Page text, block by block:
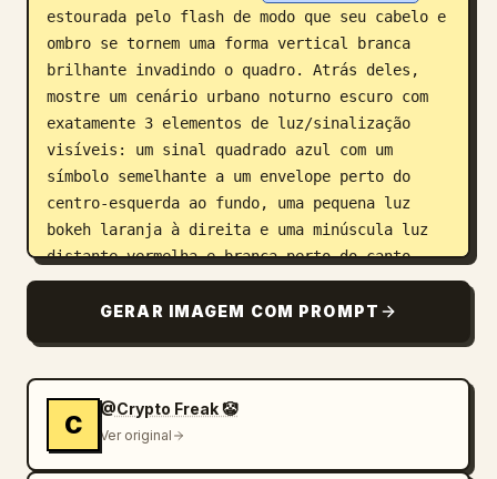
estourada pelo flash de modo que seu cabelo e
ombro se tornem uma forma vertical branca
brilhante invadindo o quadro. Atrás deles,
mostre um cenário urbano noturno escuro com
exatamente 3 elementos de luz/sinalização
visíveis: um sinal quadrado azul com um
símbolo semelhante a um envelope perto do
centro-esquerda ao fundo, uma pequena luz
bokeh laranja à direita e uma minúscula luz
distante vermelha e branca perto do canto
superior direito. Use textura de filme 35mm
granulado, foco imperfeito, desfoque de
de uma noite de festa. Sem iluminação de
estúdio polida, sem composição limpa, sem
pessoas extras, sem texto legível além do
GERAR IMAGEM COM PROMPT
C
@Crypto Freak 🤡
Ver original